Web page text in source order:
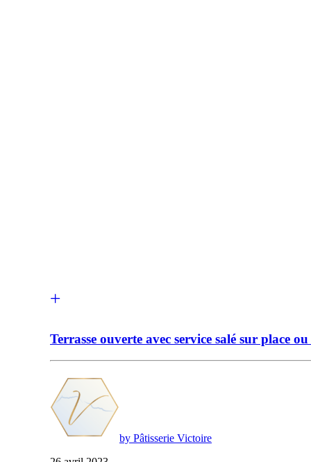
Terrasse ouverte avec service salé sur place
by Pâtisserie Victoire